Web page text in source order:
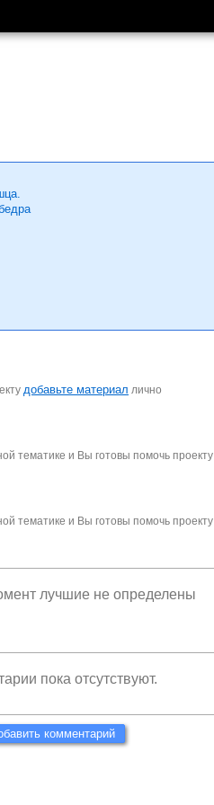
добавьте материал лично
тематике и Вы готовы помочь проекту
тематике и Вы готовы помочь проекту
лучшие не определены
пока отсутствуют.
комментарий